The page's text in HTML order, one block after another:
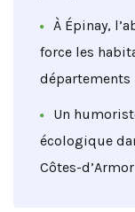
À Épinay,
force les
départements
Un
écologique
Côtes-d’Armor